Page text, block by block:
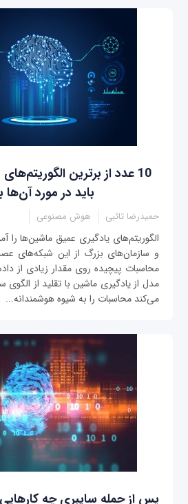
10 عدد از برترین
باید در مورد آن‌ها
حمیدرضا تائبی هوش مصنوعی
الگوریتم‌های یادگیری عمیق ماشین‌ها
و سازمان‌های بزرگ از این شبکه‌های
محاسبات پیچیده روی مقدار زیادی از
مدل از یادگیری ماشین با تقلید از
می‌کند محاسبات را به شیوه هوشمندانه‌...
پس از حمله سایبری چه